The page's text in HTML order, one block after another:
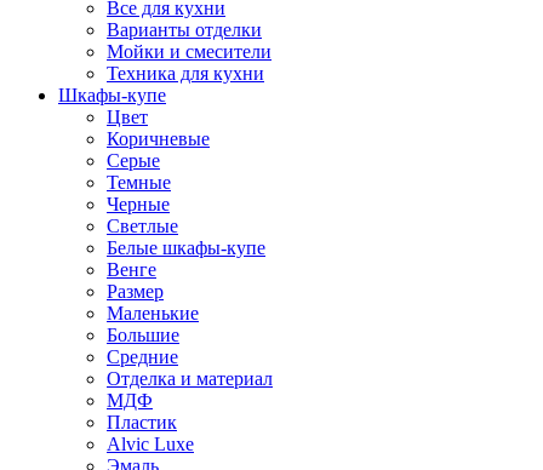
Все для кухни
Варианты отделки
Мойки и смесители
Техника для кухни
Шкафы-купе
Цвет
Коричневые
Серые
Темные
Черные
Светлые
Белые шкафы-купе
Венге
Размер
Маленькие
Большие
Средние
Отделка и материал
МДФ
Пластик
Alvic Luxe
Эмаль